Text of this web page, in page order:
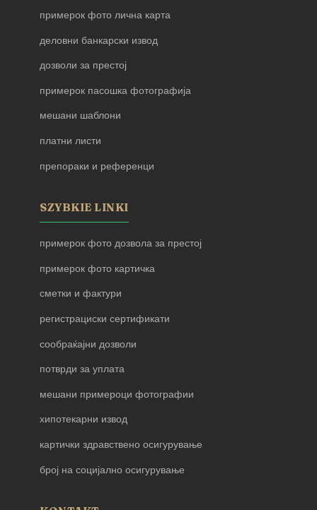
примерок фото лична карта
деловни банкарски извод
дозволи за престој
примерок пасошка фотографија
мешани шаблони
платни листи
препораки и референци
SZYBKIE LINKI
примерок фото дозвола за престој
примерок фото картичка
сметки и фактури
регистрациски сертификати
сообраќајни дозволи
потврди за уплата
мешани примероци фотографии
хипотекарни извод
картички здравствено осигурување
број на социјално осигурување